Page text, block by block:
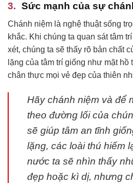
Sức mạnh của sự
Chánh niệm là nghệ thuật sống
khắc. Khi chúng ta quan sát tâm
xét, chúng ta sẽ thấy rõ bản chất
lặng của tâm trí giống như mặt hồ
chân thực mọi vẻ đẹp của thiên
Hãy chánh niệm và để
theo đường lối của
sẽ giúp tâm an tĩnh
lặng, các loài thú hiếm
nước ta sẽ nhìn thấy
đẹp hoặc kì dị, nhưng